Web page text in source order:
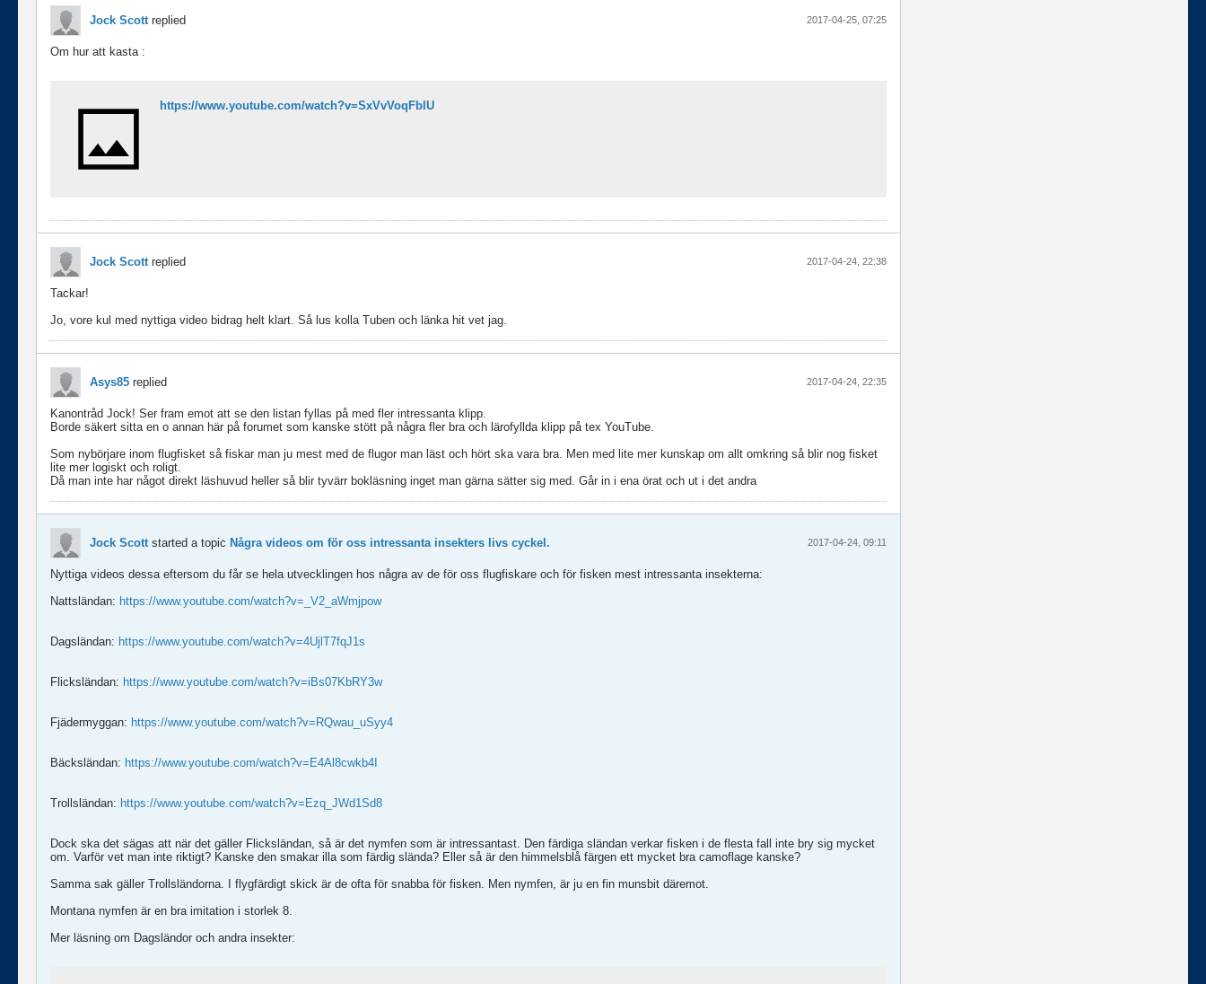
Jock Scottreplied 2017-04-25, 07:25
Om hur att kasta :
https://www.youtube.com/watch?v=SxVvVoqFbIU
Jock Scottreplied 2017-04-24, 22:38
Tackar!
Jo, vore kul med nyttiga video bidrag helt klart. Så lus kolla Tuben och länka hit vet jag.
Asys85 replied 2017-04-24, 22:35
Kanontråd Jock! Ser fram emot att se den listan fyllas på med fler intressanta klipp.
Borde säkert sitta en o annan här på forumet som kanske stött på några fler bra och lärofyllda klipp på tex YouTube.
Som nybörjare inom flugfisket så fiskar man ju mest med de flugor man läst och hört ska vara bra. Men med lite mer kunskap om allt omkring så blir nog fisket
lite mer logiskt och roligt.
Då man inte har något direkt läshuvud heller så blir tyvärr bokläsning inget man gärna sätter sig med. Går in i ena örat och ut i det andra
Jock Scottstarted a topic Några videos om för oss intressanta insekters livs cyckel. 2017-04-24, 09:11
Nyttiga videos dessa eftersom du får se hela utvecklingen hos några av de för oss flugfiskare och för fisken mest intressanta insekterna:
Nattsländan: https://www.youtube.com/watch?v=_V2_aWmjpow
Dagsländan: https://www.youtube.com/watch?v=4UjlT7fqJ1s
Flicksländan: https://www.youtube.com/watch?v=iBs07KbRY3w
Fjädermyggan: https://www.youtube.com/watch?v=RQwau_uSyy4
Bäcksländan: https://www.youtube.com/watch?v=E4Al8cwkb4I
Trollsländan: https://www.youtube.com/watch?v=Ezq_JWd1Sd8
Dock ska det sägas att när det gäller Flicksländan, så är det nymfen som är intressantast. Den färdiga sländan verkar fisken i de flesta fall inte bry sig mycket
om. Varför vet man inte riktigt? Kanske den smakar illa som färdig slända? Eller så är den himmelsblå färgen ett mycket bra camoflage kanske?
Samma sak gäller Trollsländorna. I flygfärdigt skick är de ofta för snabba för fisken. Men nymfen, är ju en fin munsbit däremot.
Montana nymfen är en bra imitation i storlek 8.
Mer läsning om Dagsländor och andra insekter: